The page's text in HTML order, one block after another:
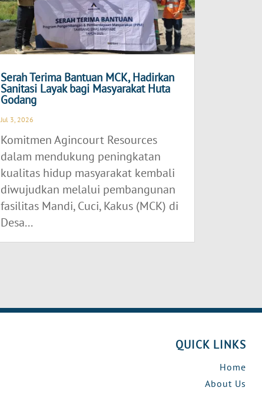
Serah Terima Bantuan MCK, Hadirkan
Sanitasi Layak bagi Masyarakat Huta
Godang
Jul 3, 2026
Komitmen Agincourt Resources
dalam mendukung peningkatan
kualitas hidup masyarakat kembali
diwujudkan melalui pembangunan
fasilitas Mandi, Cuci, Kakus (MCK) di
Desa...
QUICK LINKS
Home
About Us